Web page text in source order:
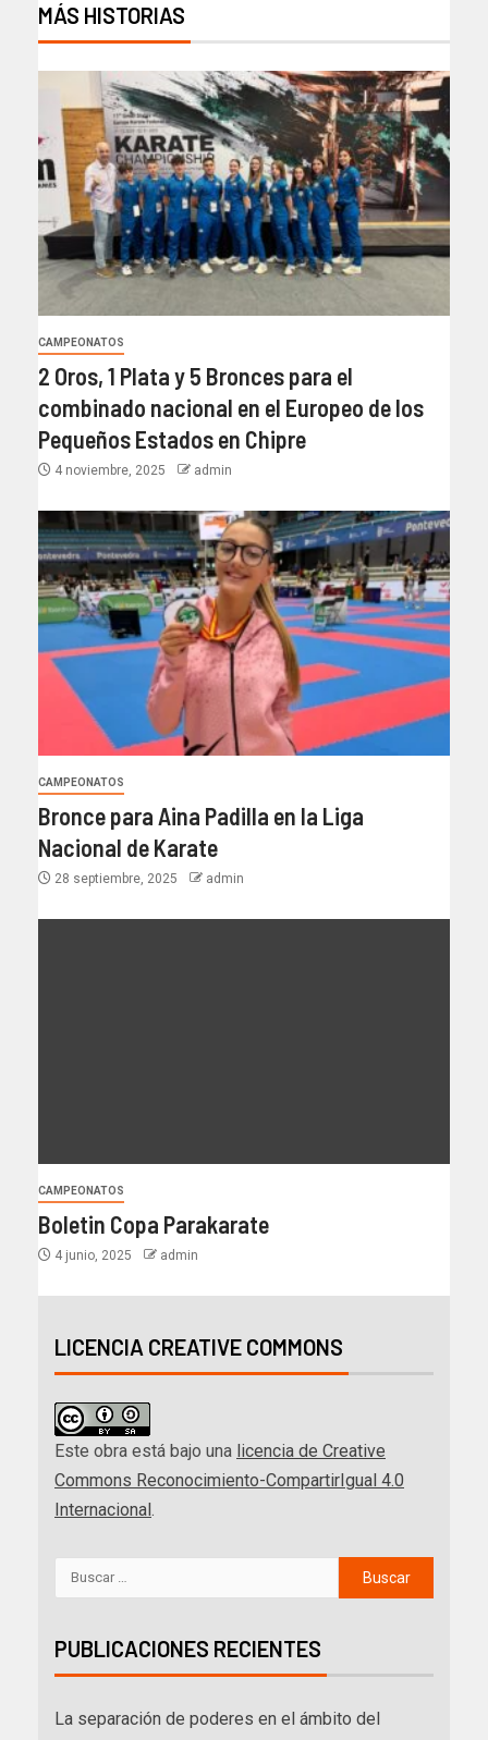
MÁS HISTORIAS
CAMPEONATOS
2 Oros, 1 Plata y 5 Bronces para el
combinado nacional en el Europeo de los
Pequeños Estados en Chipre
4 noviembre, 2025 admin
CAMPEONATOS
Bronce para Aina Padilla en la Liga
Nacional de Karate
28 septiembre, 2025 admin
CAMPEONATOS
Boletin Copa Parakarate
4 junio, 2025 admin
LICENCIA CREATIVE COMMONS
Este obra está bajo una licencia de Creative
Commons Reconocimiento-CompartirIgual 4.0
Internacional
PUBLICACIONES RECIENTES
La separación de poderes en el ámbito del